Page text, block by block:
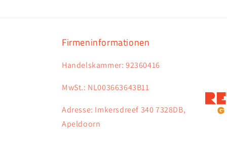
Firmeninformationen
Handelskammer: 92360416
MwSt.: NL003663643B11
Adresse: Imkersdreef 340 7328DB,
Apeldoorn